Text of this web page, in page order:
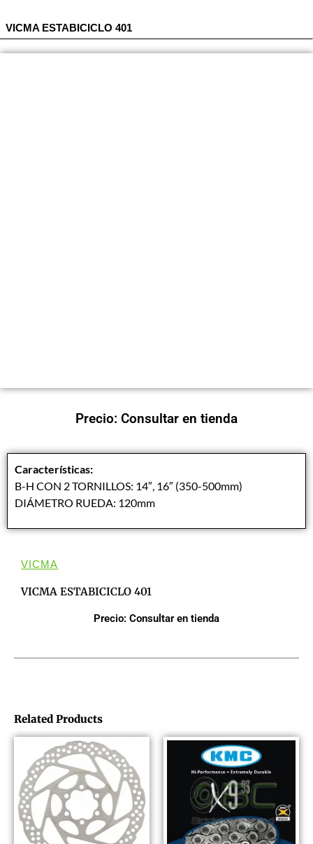
VICMA ESTABICICLO 401
Precio: Consultar en tienda
Características:
B-H CON 2 TORNILLOS: 14″, 16″ (350-500mm)
DIÁMETRO RUEDA: 120mm
VICMA
VICMA ESTABICICLO 401
Precio: Consultar en tienda
Related Products